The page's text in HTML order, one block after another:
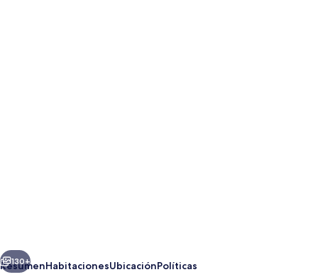
Serena
Siguiente
130+
ResumenHabitacionesUbicaciónPolíticas